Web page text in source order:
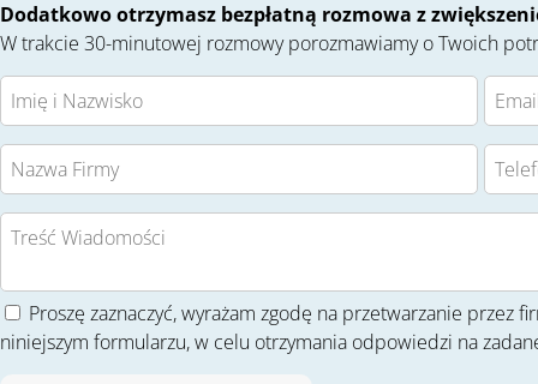
Dodatkowo otrzymasz bezpłatną rozmowa z
W trakcie 30-minutowej rozmowy porozmawiamy o Twoich
Proszę zaznaczyć, wyrażam zgodę na przetwarzanie przez
niniejszym formularzu, w celu otrzymania odpowiedzi na